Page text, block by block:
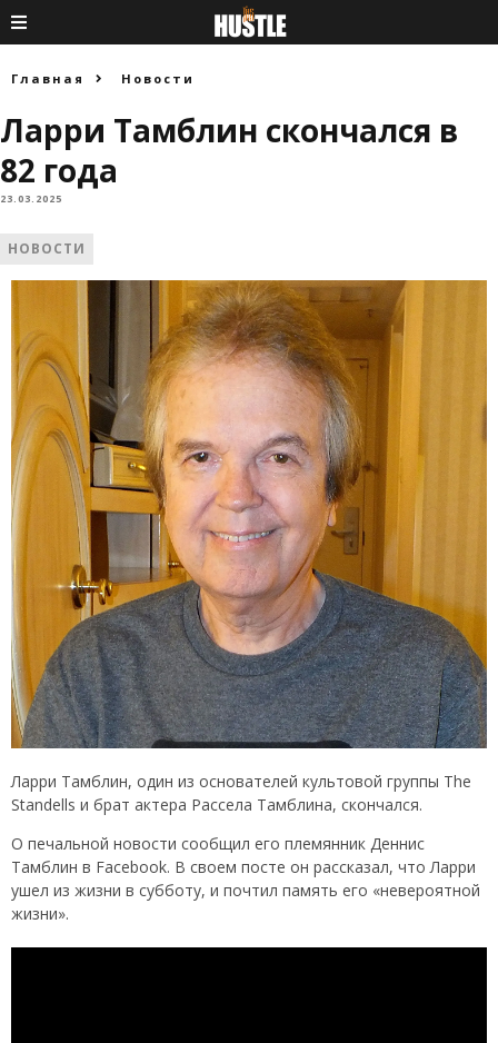
Главная Новости
Ларри Тамблин скончался в
82 года
23.03.2025
НОВОСТИ
Ларри Тамблин, один из основателей культовой группы The
Standells и брат актера Рассела Тамблина, скончался.
О печальной новости сообщил его племянник Деннис
Тамблин в Facebook. В своем посте он рассказал, что Ларри
ушел из жизни в субботу, и почтил память его «невероятной
жизни».